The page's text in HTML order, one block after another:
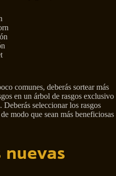
comunes, deberás sortear más
en un árbol de rasgos exclusivo
seleccionar los rasgos
modo que sean más beneficiosas
nuevas